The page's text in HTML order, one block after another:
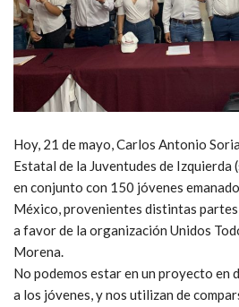
Hoy, 21 de mayo, Carlos Antonio
Estatal de la Juventudes de Izquierda
en conjunto con 150 jóvenes
México, provenientes distintas
a favor de la organización Unidos
Morena.
No podemos estar en un proyecto en
a los jóvenes, y nos utilizan de